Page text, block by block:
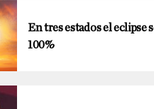
En tres estados el eclipse
100%